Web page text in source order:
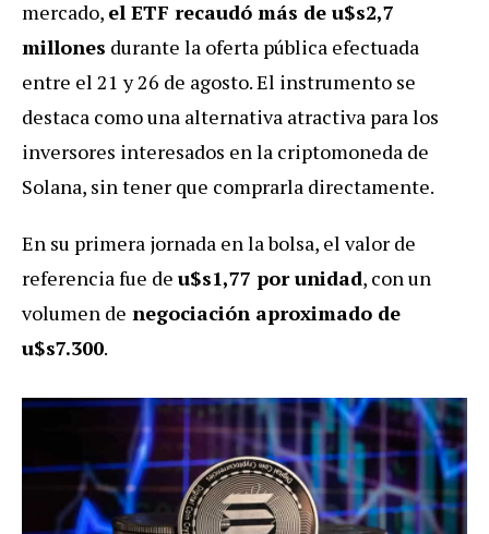
mercado, el ETF recaudó más de u$s2,7
millones durante la oferta pública efectuada
entre el 21 y 26 de agosto. El instrumento se
destaca como una alternativa atractiva para los
inversores interesados en la criptomoneda de
Solana, sin tener que comprarla directamente.
En su primera jornada en la bolsa, el valor de
referencia fue de u$s1,77 por unidad, con un
volumen de negociación aproximado de
u$s7.300.